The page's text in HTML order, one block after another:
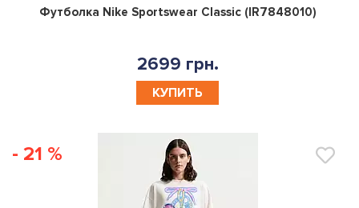
0
Футболка Nike Sportswear Classic (IR7848010)
2699 грн.
КУПИТЬ
- 21 %